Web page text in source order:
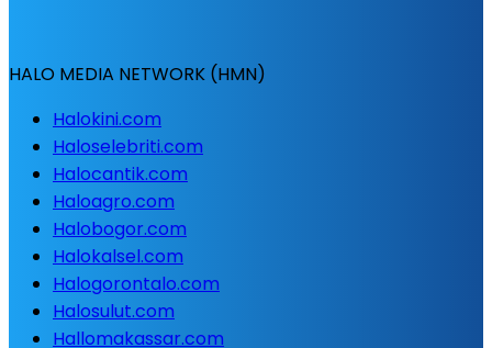
HALO MEDIA NETWORK (HMN)
Halokini.com
Haloselebriti.com
Halocantik.com
Haloagro.com
Halobogor.com
Halokalsel.com
Halogorontalo.com
Halosulut.com
Hallomakassar.com